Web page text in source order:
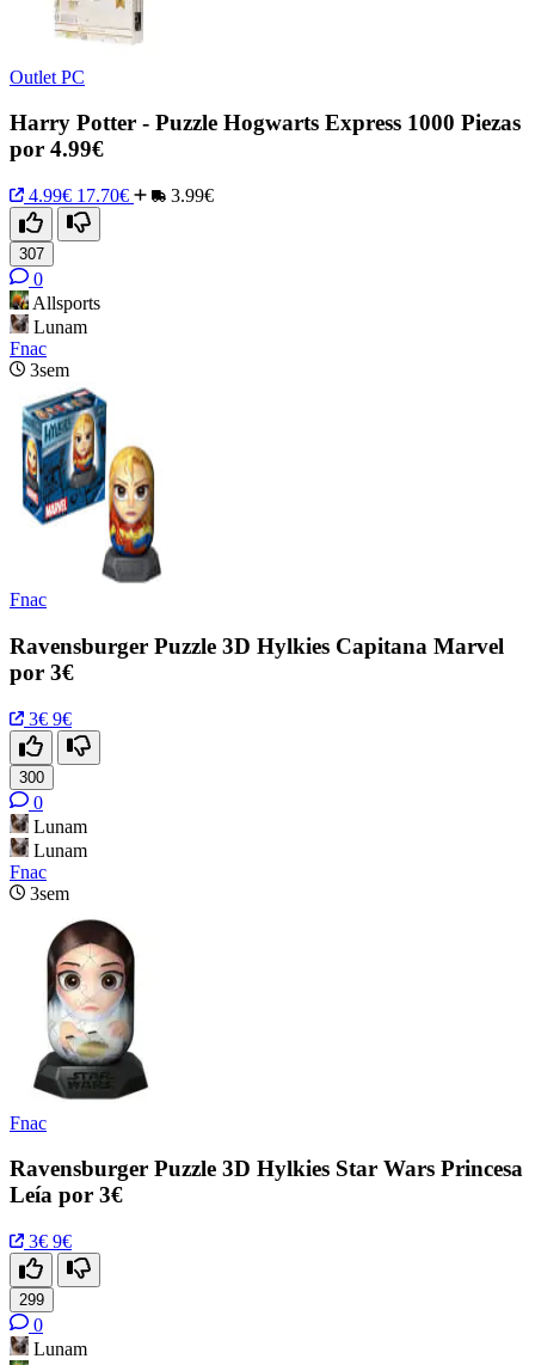
Outlet PC
Harry Potter - Puzzle Hogwarts Express 1000 Piezas
por 4.99€
4.99€ 17.70€ 3.99€
307
0
Allsports
Lunam
Fnac
3sem
Fnac
Ravensburger Puzzle 3D Hylkies Capitana Marvel
por 3€
3€ 9€
300
0
Lunam
Lunam
Fnac
3sem
Fnac
Ravensburger Puzzle 3D Hylkies Star Wars Princesa
Leía por 3€
3€ 9€
299
0
Lunam